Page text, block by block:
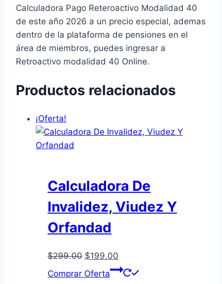
Calculadora Pago Reteroactivo Modalidad 40
de este año 2026 a un precio especial, ademas
dentro de la plataforma de pensiones en el
área de miembros, puedes ingresar a
Retroactivo modalidad 40 Online.
Productos relacionados
¡Oferta!
Calculadora De
Invalidez, Viudez Y
Orfandad
$299.00 El
precio
$199.00
precio
Comprar Oferta